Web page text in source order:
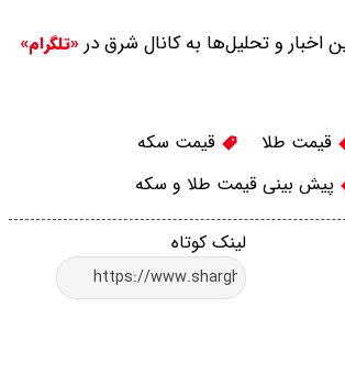
اخبار و تحلیل‌ها به کانال شرق در «تلگرام»
قیمت طلا
قیمت سکه
پیش بینی قیمت طلا و سکه
لینک کوتاه